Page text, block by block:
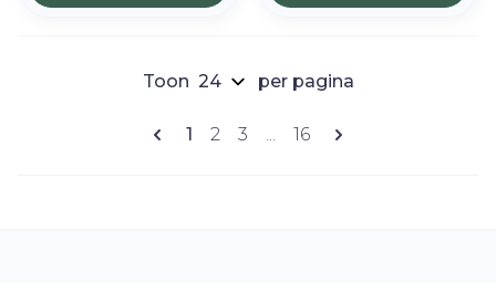
Pagina's
U lees momenteel pagina
1 Pagina
2 Pagina
3 ... Pagina
16
Toon per pagina